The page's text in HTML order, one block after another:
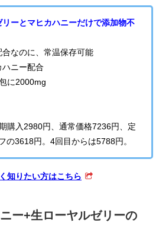
ーとマヒカハニーだけで添加物不
なのに、常温保存可能
ニー配合
に2000mg
購入2980円、通常価格7236円、定
の3618円。4回目からは5788円。
知りたい方はこちら
ー+生ローヤルゼリーの